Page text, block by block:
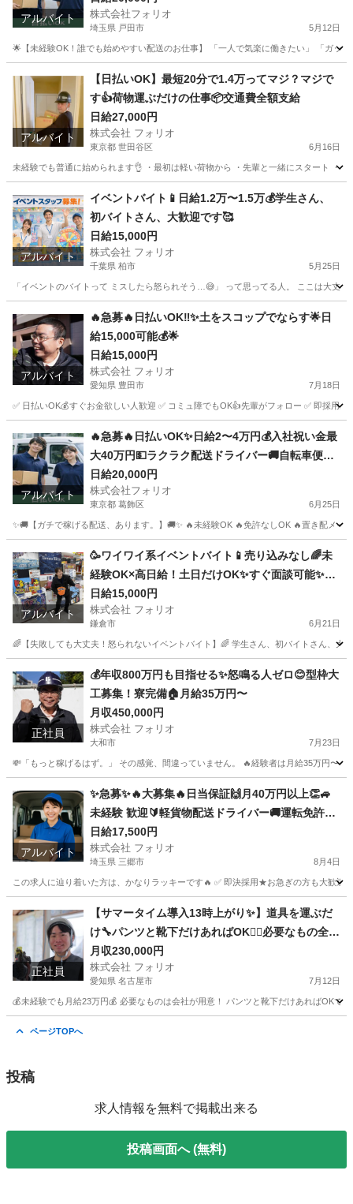
アルバイト 株式会社フォリオ
埼玉県 戸田市 5月12日
🌟【未経験OK！誰でも始めやすい配送のお仕事】 「一人で気楽に働きたい」 「ガッ
配送 給料日
アルバイト
【日払いOK】最短20分で1.4万ってマジ？マジで
す👍荷物運ぶだけの仕事📦交通費全額支給
日給27,000円
株式会社 フォリオ
東京都 世田谷区 6月16日
未経験でも普通に始められます👌 ・最初は軽い荷物から ・先輩と一緒にスタート ・
その他 荷物
アルバイト
イベントバイト📱日給1.2万〜1.5万💰学生さん、
初バイトさん、大歓迎です🥰
日給15,000円
株式会社 フォリオ
千葉県 柏市 5月25日
「イベントのバイトって ミスしたら怒られそう…😅」 って思ってる人。 ここは大丈
その他 アンケート
アルバイト
🔥急募🔥日払いOK‼️✨土をスコップでならす🌟日
給15,000可能💰🌟
日給15,000円
株式会社 フォリオ
愛知県 豊田市 7月18日
✅ 日払いOK💰すぐお金欲しい人歓迎 ✅ コミュ障でもOK👍先輩がフォロー ✅ 即採
その他 スタッフ
アルバイト
🔥急募🔥日払いOK✨日給2〜4万円💰入社祝い金最
大40万円💵ラクラク配送ドライバー🚚自転車便も
あり🚲即日勤務可🙆‍♀️置き配メイン
日給20,000円
株式会社フォリオ
東京都 葛飾区 6月25日
✨🚚【ガチで稼げる配送、あります。】🚚✨ 🔥未経験OK 🔥免許なしOK 🔥置き配メ
置き配
アルバイト
🥳ワイワイ系イベントバイト📱売り込みなし🌈未
経験OK×高日給！土日だけOK✨すぐ面談可能✨友
達と一緒に応募OK🎈
日給15,000円
株式会社 フォリオ
鎌倉市 6月21日
🌈【失敗しても大丈夫！怒られないイベントバイト】🌈 学生さん、初バイトさん、
携帯ショップ 給料
正社員
💰年収800万円も目指せる✨怒鳴る人ゼロ😊型枠大
工募集！寮完備🏠月給35万円〜
月収450,000円
株式会社 フォリオ
大和市 7月23日
💸「もっと稼げるはず。」 その感覚、間違っていません。 🔥経験者は月給35万円〜
大工
アルバイト
✨急募✨🔥大募集🔥日当保証🙌月40万円以上👏🚙
未経験 歓迎🔰軽貨物配送ドライバー🚚運転免許さ
えあればOK👌
日給17,500円
株式会社 フォリオ
埼玉県 三郷市 8月4日
この求人に辿り着いた方は、かなりラッキーです🔥 ✅ 即決採用★お急ぎの方も大歓迎
配送 荷物
正社員
【サマータイム導入13時上がり✨】道具を運ぶだ
け🔧パンツと靴下だけあればOK🙆‍♀️必要なもの全部
支給✨社用車貸与🚗
月収230,000円
株式会社 フォリオ
愛知県 名古屋市 7月12日
💰未経験でも月給23万円💰 必要なものは会社が用意！ パンツと靴下だけあればOKで
ページTOPへ
投稿
求人情報を無料で掲載出来る
投稿画面へ (無料)